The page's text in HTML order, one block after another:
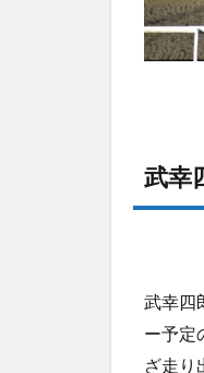
武幸
武幸四
ー予定
ざ走り